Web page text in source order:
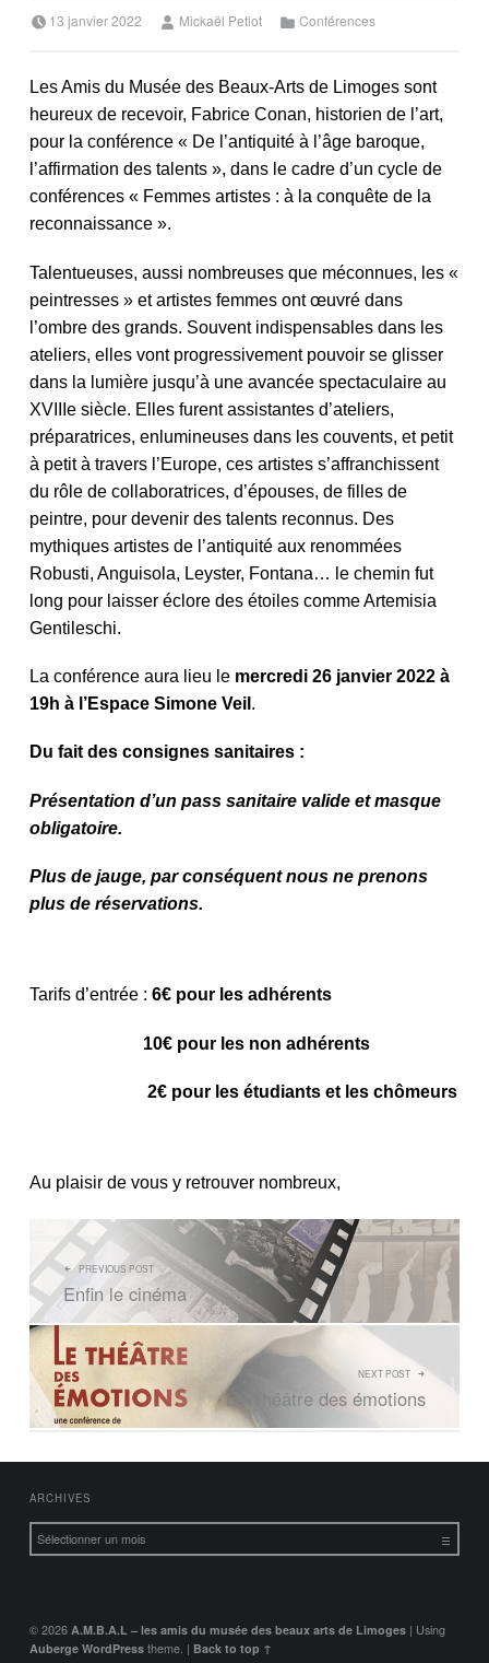
13 janvier 2022 Mickaël Petiot Conférences
Les Amis du Musée des Beaux-Arts de Limoges sont
heureux de recevoir, Fabrice Conan, historien de l’art,
pour la conférence « De l’antiquité à l’âge baroque,
l’affirmation des talents », dans le cadre d’un cycle de
conférences « Femmes artistes : à la conquête de la
reconnaissance ».
Talentueuses, aussi nombreuses que méconnues, les «
peintresses » et artistes femmes ont œuvré dans
l’ombre des grands. Souvent indispensables dans les
ateliers, elles vont progressivement pouvoir se glisser
dans la lumière jusqu’à une avancée spectaculaire au
XVIIIe siècle. Elles furent assistantes d’ateliers,
préparatrices, enlumineuses dans les couvents, et petit
à petit à travers l’Europe, ces artistes s’affranchissent
du rôle de collaboratrices, d’épouses, de filles de
peintre, pour devenir des talents reconnus. Des
mythiques artistes de l’antiquité aux renommées
Robusti, Anguisola, Leyster, Fontana… le chemin fut
long pour laisser éclore des étoiles comme Artemisia
Gentileschi.
La conférence aura lieu le mercredi 26 janvier 2022 à
19h à l’Espace Simone Veil .
Du fait des consignes sanitaires :
Présentation d’un pass sanitaire valide et masque
obligatoire.
Plus de jauge, par conséquent nous ne prenons
plus de réservations.
Tarifs d’entrée : 6€ pour les adhérents
10€ pour les non adhérents
2€ pour les étudiants et les chômeurs
Au plaisir de vous y retrouver nombreux,
NAVIGATION DE L’ARTICLE
PREVIOUS POST
Enfin le cinéma
NEXT POST
Le Théâtre des émotions
FOOTER SIDEBAR
ARCHIVES
Archives
© 2026 A.M.B.A.L – les amis du musée des beaux arts de Limoges | Using
Auberge WordPresstheme. | Back to top ↑